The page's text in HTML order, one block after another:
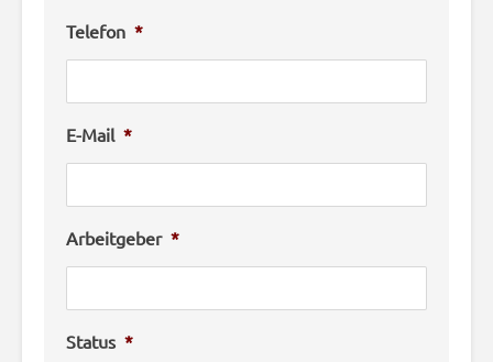
Telefon *
E-Mail *
Arbeitgeber *
Status *